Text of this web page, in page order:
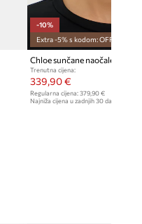
-10%
Extra -5% s kodom: OFF*
Chloe sunčane naočale za
Trenutna cijena:
339,90 €
Regularna cijena: 379,90 €
Najniža cijena u zadnjih 30 dana prije